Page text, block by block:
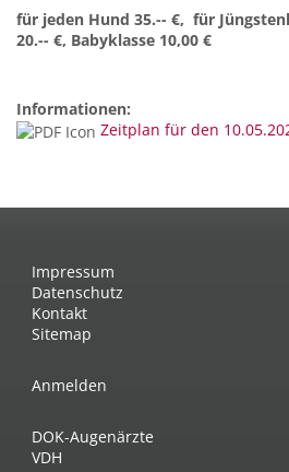
für jeden Hund 35.-- €, für
20.-- €, Babyklasse 10,00 €
Informationen:
Zeitplan für den
Impressum
Datenschutz
Kontakt
Sitemap
Anmelden
DOK-Augenärzte
VDH